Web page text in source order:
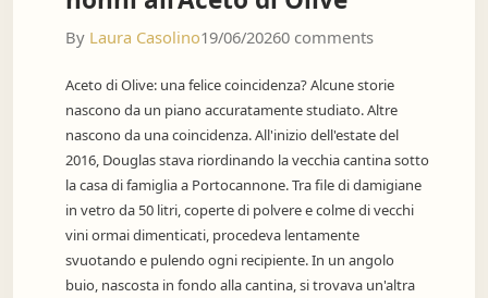
By Laura Casolino19/06/20260 comments
Aceto di Olive: una felice coincidenza? Alcune storie
nascono da un piano accuratamente studiato. Altre
nascono da una coincidenza. All'inizio dell'estate del
2016, Douglas stava riordinando la vecchia cantina sotto
la casa di famiglia a Portocannone. Tra file di damigiane
in vetro da 50 litri, coperte di polvere e colme di vecchi
vini ormai dimenticati, procedeva lentamente
svuotando e pulendo ogni recipiente. In un angolo
buio, nascosta in fondo alla cantina, si trovava un'altra